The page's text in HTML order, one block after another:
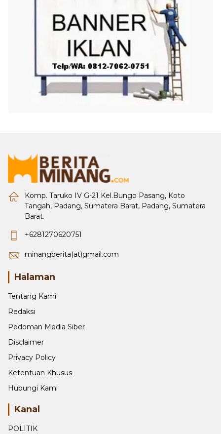
Komp. Taruko IV G-21 Kel.Bungo Pasang, Koto
Tangah, Padang, Sumatera Barat, Padang, Sumatera
Barat.
Tentang Kami
Redaksi
Pedoman Media Siber
Disclaimer
Privacy Policy
Ketentuan Khusus
Hubungi Kami
POLITIK
PARIWISATA